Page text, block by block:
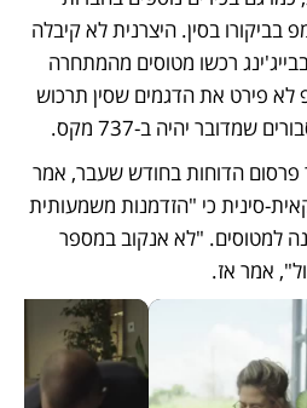
שמדובר יהיה ב-737 מקס.
אמר אז.